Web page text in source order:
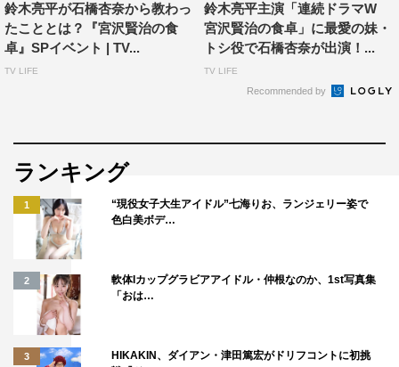
る母イチは、そんな賢治を産み静かに見守る花巻の大地や
自然のようなそんな存在でありたいと願っています。
物語を創る喜びに溢れた御法川監督のもとに集まった素晴
らしいスタッフキャストの皆さんと人として愛に悩み苦し
ら、、。
そして、またあらためて賢治が残した作品にふれるきっか
■平田満（宮沢政次郎役）
宮沢賢治の父、政次郎をやるにあたって御法川監督から言
われたことは、単に厳しい封建的な父親ではないというこ
とです。家長として威厳は保ちつつ、家族を愛し、人々へ
の思いやりも持ち合わせた男にしてほしいとも言われまし
た。この温かな心やさしい物語にふさわしく、人間味にあ
鈴木亮平が石橋杏奈から教わっ
たこととは？『宮沢賢治の食
卓』SPイベント | TV...
TV LIFE
鈴木亮平主演「連続ドラマW
宮沢賢治の食卓」に最愛の妹・
トシ役で石橋杏奈が出演！...
TV LIFE
Recommended by
ランキング
1
“現役女子大生アイドル”七海りお、ランジェリー姿で
色白美ボデ…
2
軟体Iカップグラビアアイドル・仲根なのか、1st写真集
「おは…
3
HIKAKIN、ダイアン・津田篤宏がドリフコントに初挑